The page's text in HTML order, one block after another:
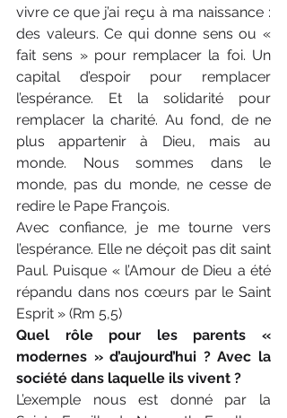
vivre ce que j’ai reçu à ma naissance :
des valeurs. Ce qui donne sens ou «
fait sens » pour remplacer la foi. Un
capital d’espoir pour remplacer
l’espérance. Et la solidarité pour
remplacer la charité. Au fond, de ne
plus appartenir à Dieu, mais au
monde. Nous sommes dans le
monde, pas du monde, ne cesse de
redire le Pape François.
Avec confiance, je me tourne vers
l’espérance. Elle ne déçoit pas dit saint
Paul. Puisque « l’Amour de Dieu a été
répandu dans nos cœurs par le Saint
Esprit » (Rm 5,5)
Quel rôle pour les parents «
modernes » d’aujourd’hui ? Avec la
société dans laquelle ils vivent ?
L’exemple nous est donné par la